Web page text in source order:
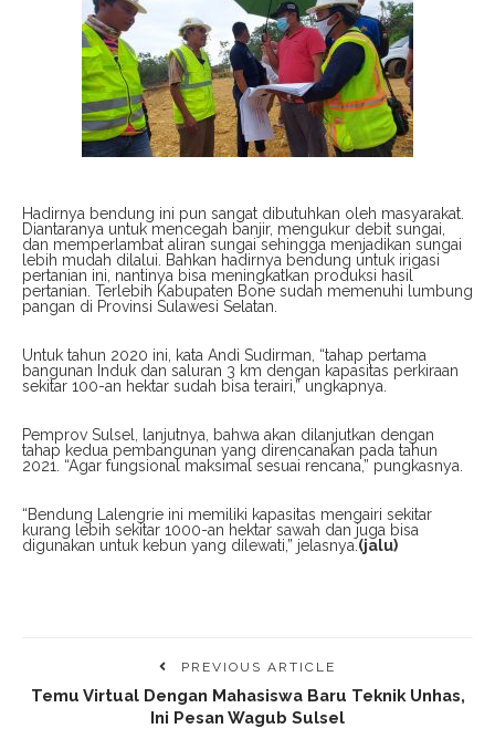
Hadirnya bendung ini pun sangat dibutuhkan oleh masyarakat.
Diantaranya untuk mencegah banjir, mengukur debit sungai,
dan memperlambat aliran sungai sehingga menjadikan sungai
lebih mudah dilalui. Bahkan hadirnya bendung untuk irigasi
pertanian ini, nantinya bisa meningkatkan produksi hasil
pertanian. Terlebih Kabupaten Bone sudah memenuhi lumbung
pangan di Provinsi Sulawesi Selatan.
Untuk tahun 2020 ini, kata Andi Sudirman, “tahap pertama
bangunan Induk dan saluran 3 km dengan kapasitas perkiraan
sekitar 100-an hektar sudah bisa terairi,” ungkapnya.
Pemprov Sulsel, lanjutnya, bahwa akan dilanjutkan dengan
tahap kedua pembangunan yang direncanakan pada tahun
2021. “Agar fungsional maksimal sesuai rencana,” pungkasnya.
“Bendung Lalengrie ini memiliki kapasitas mengairi sekitar
kurang lebih sekitar 1000-an hektar sawah dan juga bisa
digunakan untuk kebun yang dilewati,” jelasnya.(jalu)
PREVIOUS ARTICLE
Temu Virtual Dengan Mahasiswa Baru Teknik Unhas,
Ini Pesan Wagub Sulsel